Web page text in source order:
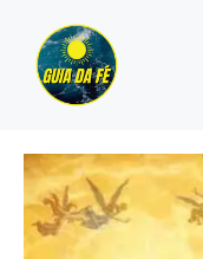
para
conteúdo